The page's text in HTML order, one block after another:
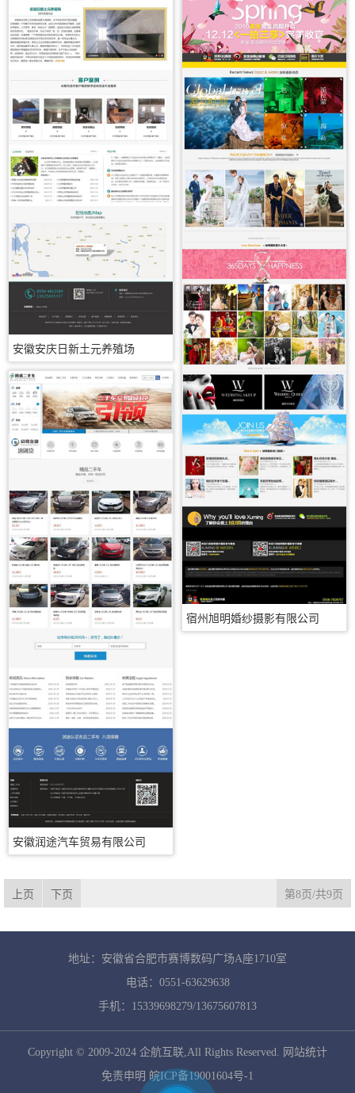
安徽安庆日新土元养殖场
宿州旭明婚纱摄影有限公司
安徽润途汽车贸易有限公司
上页 下页 第8页/共9页
地址：安徽省合肥市赛博数码广场A座1710室
电话：0551-63629638
手机：15339698279/13675607813
Copyright © 2009-2024 企航互联,All Rights Reserved. 网站统计
免责申明 皖ICP备19001604号-1